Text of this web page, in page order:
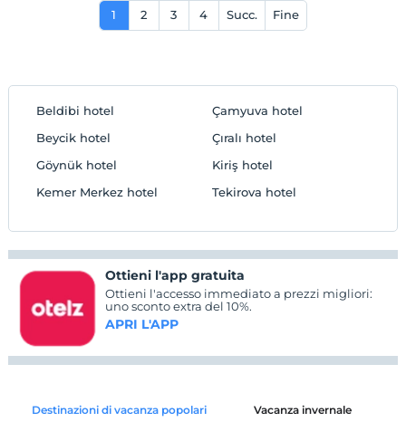
1 2 3 4 Succ. Fine
Beldibi hotel
Beycik hotel
Çamyuva hotel
Çıralı hotel
Göynük hotel
Kemer Merkez hotel
Kiriş hotel
Tekirova hotel
Ottieni l'app gratuita
Ottieni l'accesso immediato a prezzi migliori:
uno sconto extra del 10%.
APRI L'APP
Destinazioni di vacanza popolari Vacanza invernale